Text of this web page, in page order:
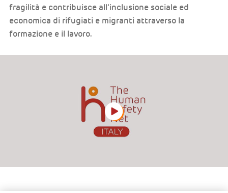
fragilità e contribuisce all’inclusione sociale ed
economica di rifugiati e migranti attraverso la
formazione e il lavoro.